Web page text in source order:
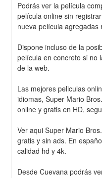
Podrás ver la película
película online sin
nueva película agregadas
Dispone incluso de la
película en concreto si no
de la web.
Las mejores peliculas
idiomas, Super Mario
online y gratis en HD,
Ver aqui Super Mario
gratis y sin ads. En
calidad hd y 4k.
Desde Cuevana podrás